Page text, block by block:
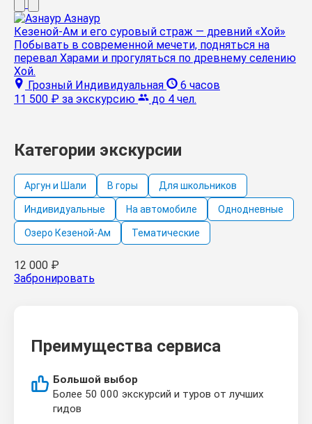
Азнаур
Кезеной-Ам и его суровый страж — древний «Хой»
Побывать в современной мечети, подняться на
перевал Харами и прогуляться по древнему селению
Хой.
Грозный Индивидуальная
6 часов
11 500 ₽ за экскурсию до 4 чел.
Категории экскурсии
Аргун и Шали В горы Для школьников
Индивидуальные На автомобиле Однодневные
Озеро Кезеной-Ам Тематические
12 000 ₽
Забронировать
Преимущества сервиса
Большой выбор
Более 50 000 экскурсий и туров от лучших
гидов